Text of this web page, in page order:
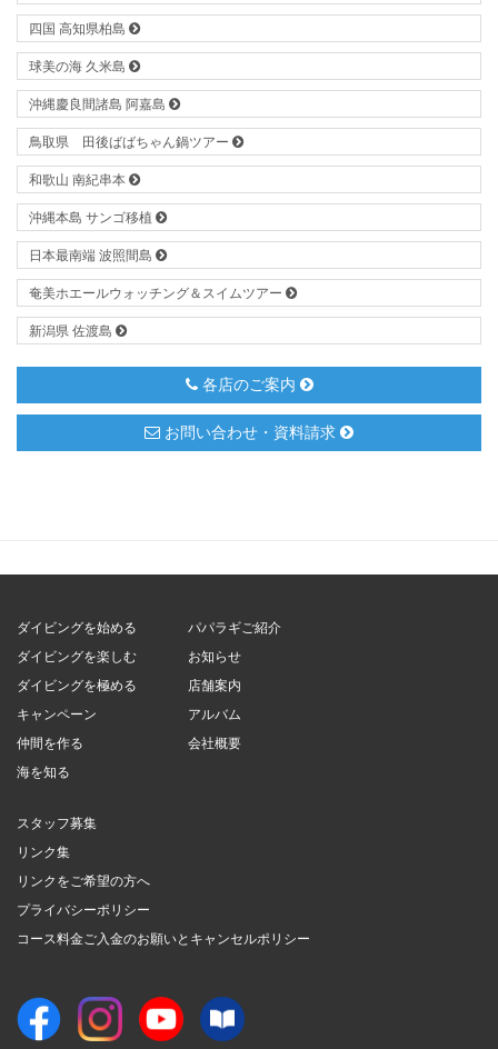
四国 高知県柏島
球美の海 久米島
沖縄慶良間諸島 阿嘉島
鳥取県 田後ばばちゃん鍋ツアー
和歌山 南紀串本
沖縄本島 サンゴ移植
日本最南端 波照間島
奄美ホエールウォッチング＆スイムツアー
新潟県 佐渡島
各店のご案内
お問い合わせ・資料請求
ダイビングを始める
ダイビングを楽しむ
ダイビングを極める
キャンペーン
仲間を作る
海を知る
パパラギご紹介
お知らせ
店舗案内
アルバム
会社概要
スタッフ募集
リンク集
リンクをご希望の方へ
プライバシーポリシー
コース料金ご入金のお願いとキャンセルポリシー